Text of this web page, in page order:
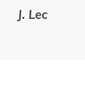
J. Lec